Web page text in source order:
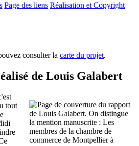
Page des liens Réalisation et Copyright
consulter la carte du projet.
de Louis Galabert
tout